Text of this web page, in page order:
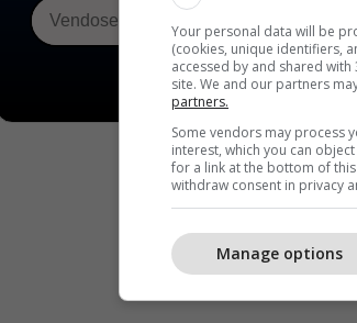
Your personal data will be
(cookies, unique identifiers,
accessed by and shared
site. We and our partners
partners.
Some vendors may process
interest, which you can
for a link at the bottom of
withdraw consent in privacy
Manage options